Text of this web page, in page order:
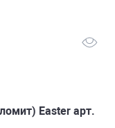
Easter арт.